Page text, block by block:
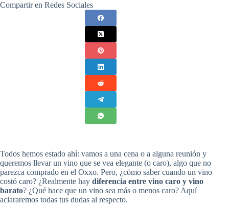
Compartir en Redes Sociales
Todos hemos estado ahí: vamos a una cena o a alguna reunión y
queremos llevar un vino que se vea elegante (o caro), algo que no
parezca comprado en el Oxxo. Pero, ¿cómo saber cuando un vino
costó caro? ¿Realmente hay diferencia entre vino caro y vino
barato? ¿Qué hace que un vino sea más o menos caro? Aquí
aclararemos todas tus dudas al respecto.